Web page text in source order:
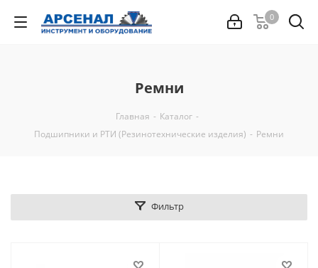
0
Ремни
Главная - Каталог -
Подшипники и РТИ (Резинотехнические изделия) - Ремни
Фильтр